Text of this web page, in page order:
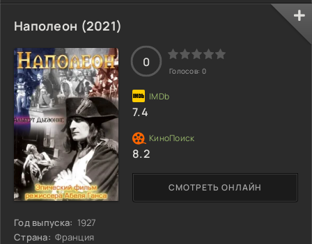
матроса Вакуленчука объединяется против офицеров.
Параллельно на берегу Одессы начинаются
общественные волнения, которые войдут в историю как
часть Первой русской революции.
Наполеон (2021)
Год выпуска: 1927
Страна: Франция
СМОТРЕТЬ ОНЛАЙН
0
Голосов: 0
7.4
8.2